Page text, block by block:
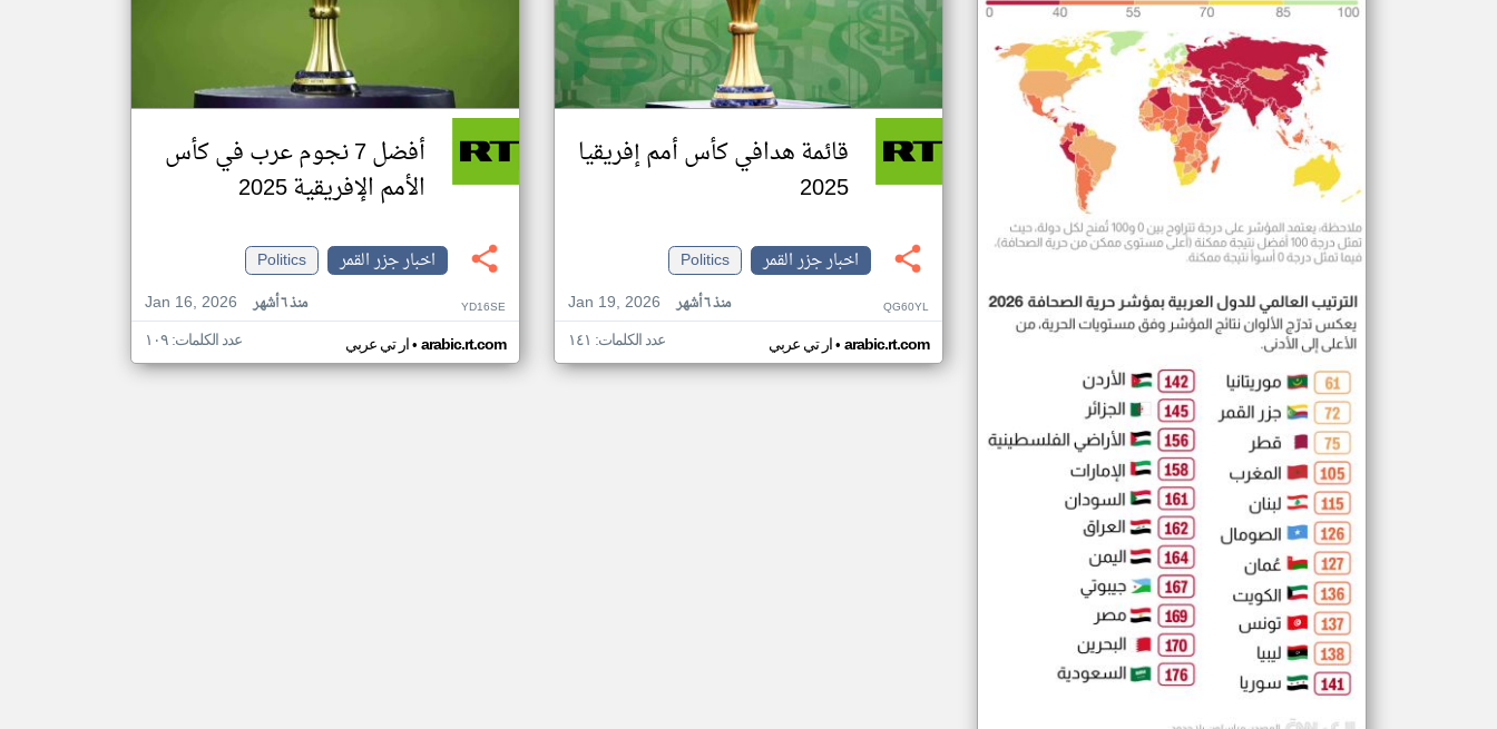
قائمة هدافي كأس أمم إفريقيا
2025
اخبار جزر القمر
Politics
Jan 19, 2026
منذ ٦ أشهر QG60YL
ار تي عربي• arabic.rt.com عدد الكلمات: ١٤١
أفضل 7 نجوم عرب في كأس
الأمم الإفريقية 2025
اخبار جزر القمر
Politics
Jan 16, 2026
منذ ٦ أشهر YD16SE
ار تي عربي• arabic.rt.com عدد الكلمات: ١٠٩